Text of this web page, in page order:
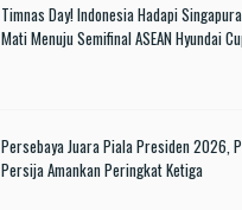
Timnas Day! Indonesia Hadapi
Mati Menuju Semifinal ASEAN Hyundai
Persebaya Juara Piala Presiden 2026,
Persija Amankan Peringkat Ketiga